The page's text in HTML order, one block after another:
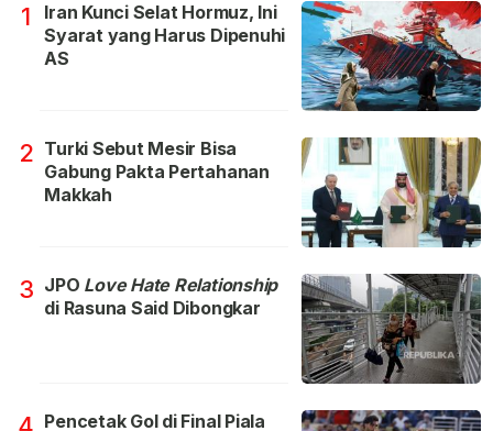
1
Iran Kunci Selat Hormuz, Ini
Syarat yang Harus Dipenuhi
AS
2 Turki Sebut Mesir Bisa
Gabung Pakta Pertahanan
Makkah
3 JPO Love Hate Relationship
di Rasuna Said Dibongkar
Pencetak Gol di Final Piala